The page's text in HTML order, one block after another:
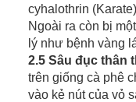
cyhalothrin
Ngoài ra còn bị
lý như bệnh vàng
2.5 Sâu đục thân
trên giống cà phê
vào kẻ nút của vỏ